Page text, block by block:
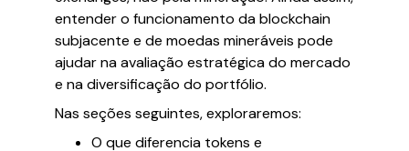
entender o funcionamento da blockchain
subjacente e de moedas mineráveis pode
ajudar na avaliação estratégica do mercado
e na diversificação do portfólio.
Nas seções seguintes, exploraremos:
O que diferencia tokens e